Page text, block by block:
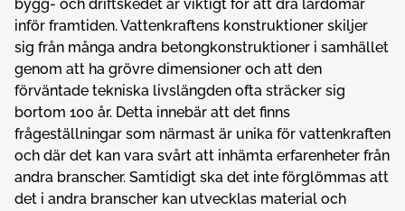
bygg- och driftskedet är viktigt för att dra lärdomar
inför framtiden. Vattenkraftens konstruktioner skiljer
sig från många andra betongkonstruktioner i samhället
genom att ha grövre dimensioner och att den
förväntade tekniska livslängden ofta sträcker sig
bortom 100 år. Detta innebär att det finns
frågeställningar som närmast är unika för vattenkraften
och där det kan vara svårt att inhämta erfarenheter från
andra branscher. Samtidigt ska det inte förglömmas att
det i andra branscher kan utvecklas material och